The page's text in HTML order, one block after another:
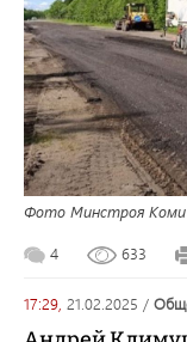
Фото Минстроя Коми
4 633
17:29, 21.02.2025 /